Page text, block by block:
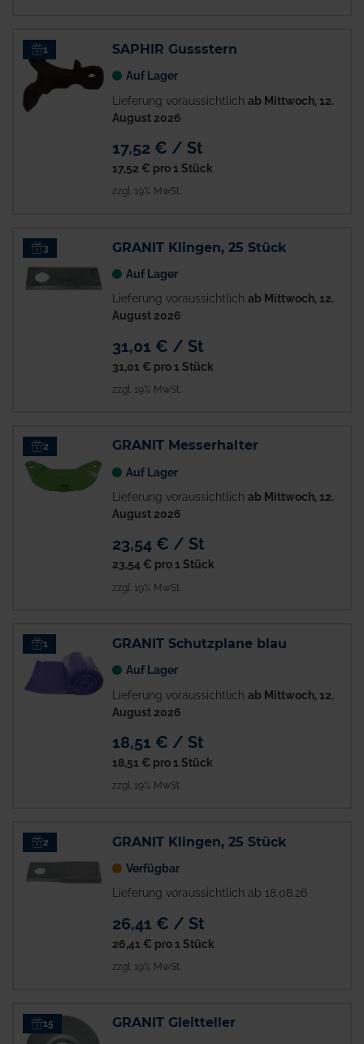
1 SAPHIR Gussstern
Auf Lager
Lieferung voraussichtlich ab Mittwoch, 12.
August 2026
17,52 € / St
17,52 € pro 1 Stück
zzgl. 19% MwSt.
3 GRANIT Klingen, 25 Stück
Auf Lager
Lieferung voraussichtlich ab Mittwoch, 12.
August 2026
31,01 € / St
31,01 € pro 1 Stück
zzgl. 19% MwSt.
2 GRANIT Messerhalter
Auf Lager
Lieferung voraussichtlich ab Mittwoch, 12.
August 2026
23,54 € / St
23,54 € pro 1 Stück
zzgl. 19% MwSt.
1 GRANIT Schutzplane blau
Auf Lager
Lieferung voraussichtlich ab Mittwoch, 12.
August 2026
18,51 € / St
18,51 € pro 1 Stück
zzgl. 19% MwSt.
2 GRANIT Klingen, 25 Stück
Verfügbar
Lieferung voraussichtlich ab 18.08.26
26,41 € / St
26,41 € pro 1 Stück
zzgl. 19% MwSt.
15 GRANIT Gleitteller